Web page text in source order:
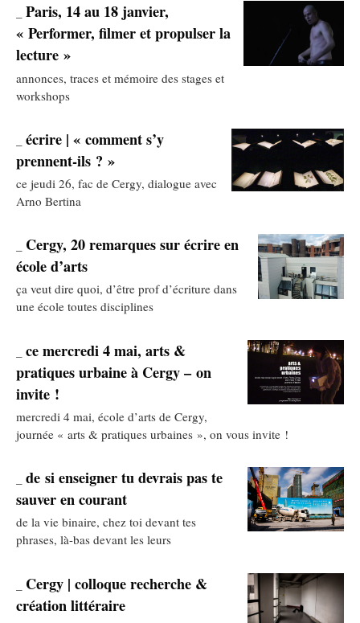
Paris, 14 au 18 janvier,
« Performer, filmer et propulser la
lecture »
annonces, traces et mémoire des stages et
workshops
écrire | « comment s’y
prennent-ils ? »
ce jeudi 26, fac de Cergy, dialogue avec
Arno Bertina
Cergy, 20 remarques sur écrire en
école d’arts
ça veut dire quoi, d’être prof d’écriture dans
une école toutes disciplines
ce mercredi 4 mai, arts &
pratiques urbaine à Cergy – on
invite !
mercredi 4 mai, école d’arts de Cergy,
journée « arts & pratiques urbaines », on vous invite !
de si enseigner tu devrais pas te
sauver en courant
de la vie binaire, chez toi devant tes
phrases, là-bas devant les leurs
Cergy | colloque recherche &
création littéraire